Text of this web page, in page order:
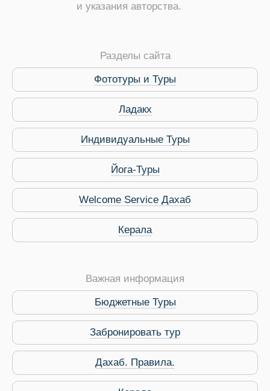
Путеводитель по
и указания авторства.
Разделы сайта
Фототуры и Туры
Ладакх
Индивидуальные Туры
Йога-Туры
Welcome Service Дахаб
Керала
Важная информация
Бюджетные Туры
Забронировать тур
Дахаб. Правила.